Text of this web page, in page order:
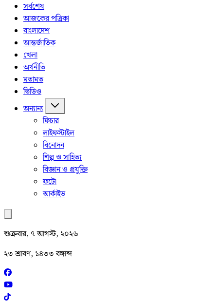
সর্বশেষ
আজকের পত্রিকা
বাংলাদেশ
আন্তর্জাতিক
খেলা
অর্থনীতি
মতামত
ভিডিও
অন্যান্য
ফিচার
লাইফস্টাইল
বিনোদন
শিল্প ও সাহিত্য
বিজ্ঞান ও প্রযুক্তি
ফটো
আর্কাইভ
শুক্রবার, ৭ আগস্ট, ২০২৬
২৩ শ্রাবণ, ১৪৩৩ বঙ্গাব্দ